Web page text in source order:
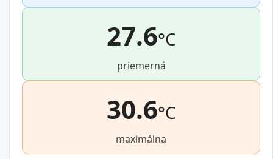
27.6°C
priemerná
30.6°C
maximálna